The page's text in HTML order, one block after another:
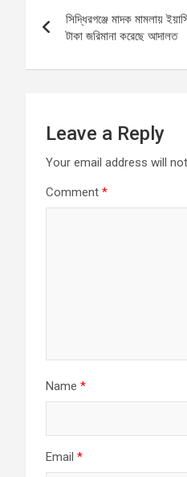
o
o
k
A
p
p
g
er
navigation
সিদ্ধিরগঞ্জে মাদক মামলায়
টাকা জরিমানা করেছে আদালত
Leave a Reply
Your email address will
Comment *
Name *
Email *